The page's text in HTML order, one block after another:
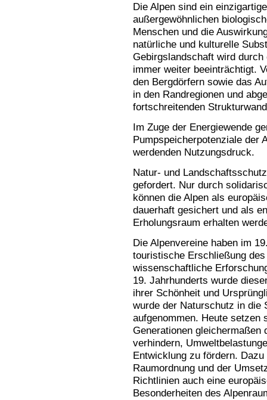
Die Alpen sind ein
außergewöhnlichen
Menschen und die
natürliche und kulturelle
Gebirgslandschaft wird
immer weiter beeinträchtigt.
den Bergdörfern sowie das
in den Randregionen und
fortschreitenden
Im Zuge der Energiewende
Pumpspeicherpotenziale der
werdenden Nutzungsdruck.
Natur- und
gefordert. Nur durch
können die Alpen als
dauerhaft gesichert und als
Erholungsraum erhalten
Die Alpenvereine haben im
touristische Erschließung
wissenschaftliche
19. Jahrhunderts wurde
ihrer Schönheit und
wurde der Naturschutz in die
aufgenommen. Heute setzen
Generationen gleichermaßen
verhindern,
Entwicklung zu fördern.
Raumordnung und der
Richtlinien auch eine
Besonderheiten des